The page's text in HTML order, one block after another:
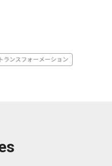
ランスフォーメーション